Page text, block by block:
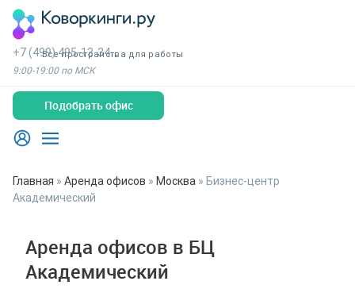
Все пространства для работы
+7 (499) 495-13-34
9:00-19:00 по МСК
Подобрать офис
Главная » Аренда офисов » Москва » Бизнес-центр
Академический
Аренда офисов в БЦ
Академический